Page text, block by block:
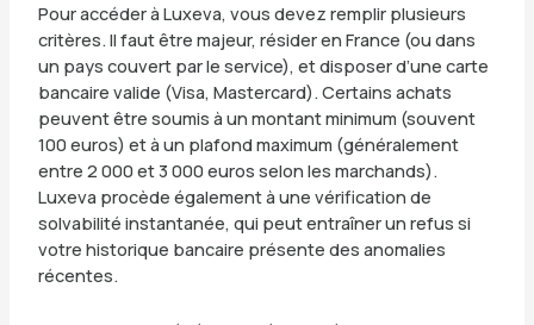
Pour accéder à Luxeva, vous devez remplir plusieurs
critères. Il faut être majeur, résider en France (ou dans
un pays couvert par le service), et disposer d’une carte
bancaire valide (Visa, Mastercard). Certains achats
peuvent être soumis à un montant minimum (souvent
100 euros) et à un plafond maximum (généralement
entre 2 000 et 3 000 euros selon les marchands).
Luxeva procède également à une vérification de
solvabilité instantanée, qui peut entraîner un refus si
votre historique bancaire présente des anomalies
récentes.